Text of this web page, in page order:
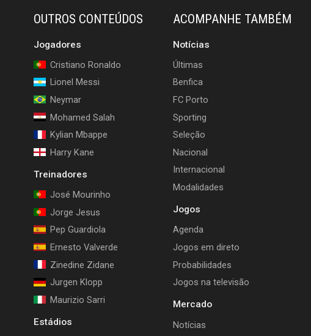
OUTROS CONTEÚDOS
Jogadores
Cristiano Ronaldo
Lionel Messi
Neymar
Mohamed Salah
Kylian Mbappe
Harry Kane
Treinadores
José Mourinho
Jorge Jesus
Pep Guardiola
Ernesto Valverde
Zinedine Zidane
Jurgen Klopp
Maurizio Sarri
Estádios
ACOMPANHE TAMBÉM
Notícias
Últimas
Benfica
FC Porto
Sporting
Seleção
Nacional
Internacional
Modalidades
Jogos
Agenda
Jogos em direto
Probabilidades
Jogos na televisão
Mercado
Notícias